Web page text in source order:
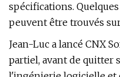
spécifications.
peuvent être trouvés
Jean-Luc a lancé CNX
partiel, avant de quitter